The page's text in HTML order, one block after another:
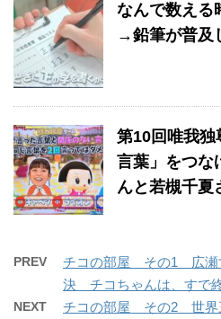
なんで数える
→鉛筆が普及
第10回唯我独
言葉」をつ
んと若槻千夏
PREV
チコの部屋 その1 広瀬
決 チコちゃんは、すで
NEXT
チコの部屋 その2 世界